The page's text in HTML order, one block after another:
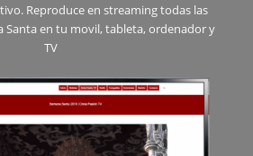
Reproduce en streaming todas las
Santa en tu movil, tableta, ordenador y
TV